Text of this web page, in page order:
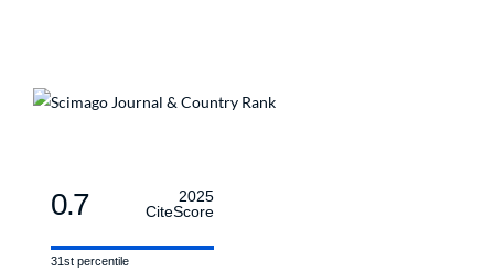
0.7
2025
CiteScore
31st percentile